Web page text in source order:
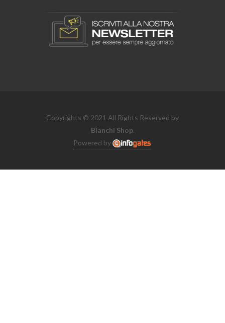
Copyrights © 2021 All Rights Reserved by
Bianchi Shop.
Powered by